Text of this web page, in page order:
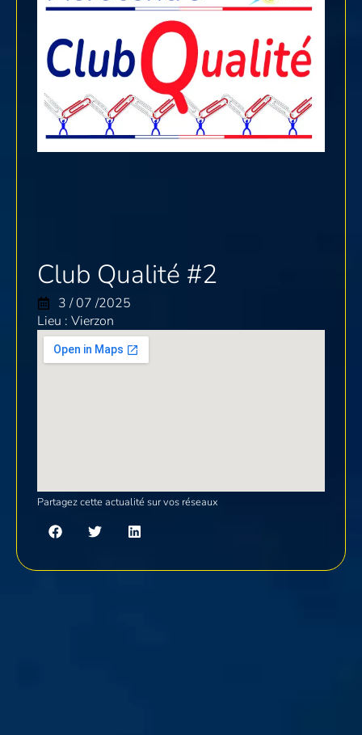
Club Qualité #2
3 / 07 /2025
Lieu : Vierzon
Partagez cette actualité sur vos réseaux